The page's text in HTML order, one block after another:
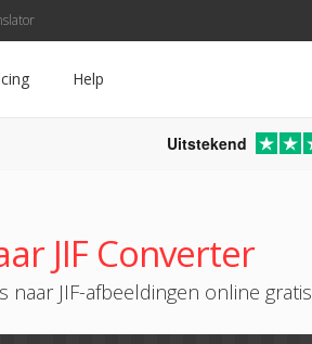
Help
Uitstekend
JIF Converter
naar JIF-afbeeldingen online gratis